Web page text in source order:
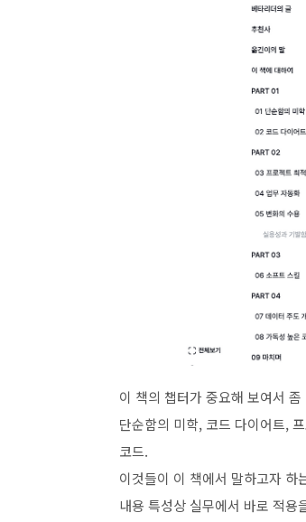
이 책의 챕터가 중요해 보여서
단순함의 미학, 코드 다이어트,
코드.
이것들이 이 책에서 말하고자 하
내용 특성상 실무에서 바로 적용